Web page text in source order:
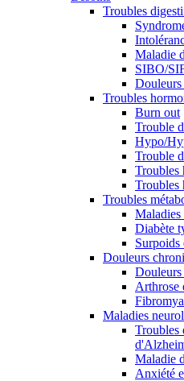
Troubles
Maladie
SIBO/
Douleurs
Troubles
Burn out
Trouble
Hypo/
Trouble
Troubles
Troubles
Troubles
Maladies
Diabète
Surpoids
Douleurs
Douleurs
Arthrose
Maladies
Troubles
Maladie
Anxiété